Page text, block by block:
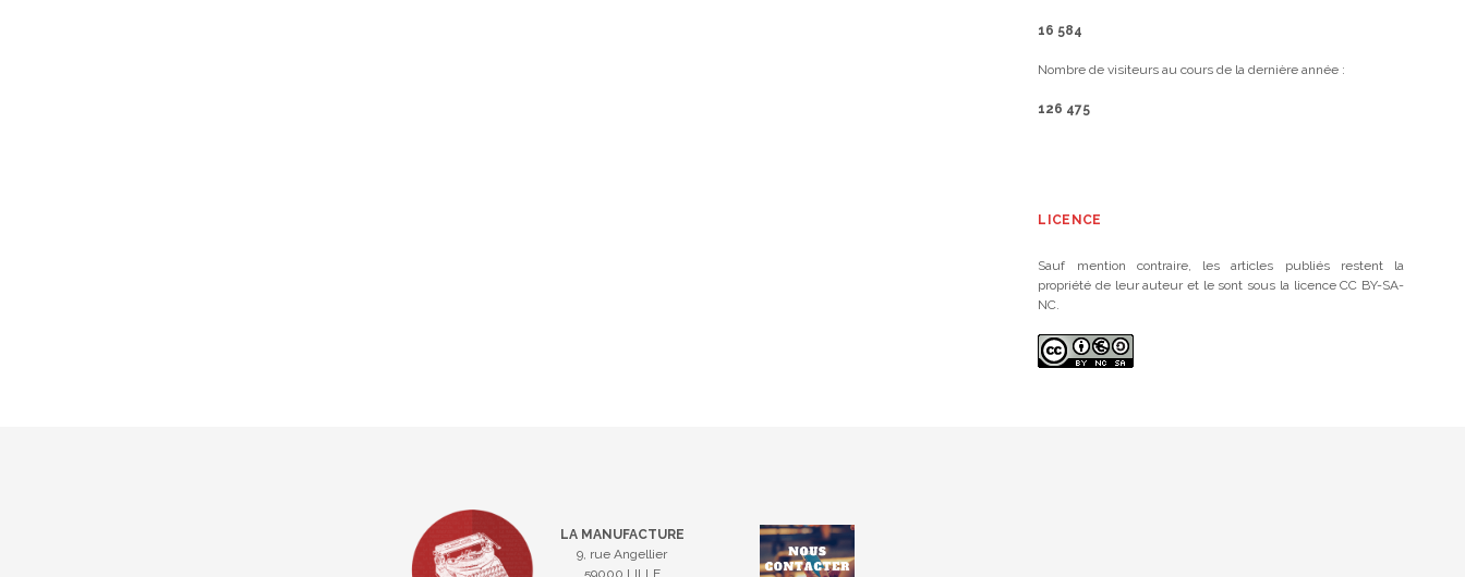
16 584
Nombre de visiteurs au cours de la dernière année :
126 475
LICENCE
Sauf mention contraire, les articles publiés restent la
propriété de leur auteur et le sont sous la licence CC BY-SA-
NC.
LA MANUFACTURE
9, rue Angellier
59000 LILLE